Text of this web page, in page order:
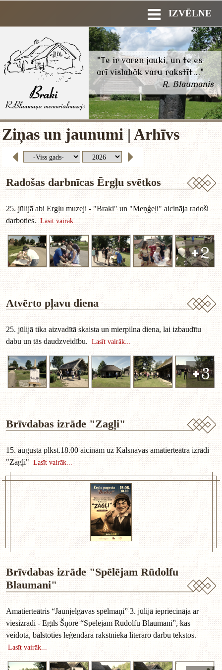
IZVĒLNE
"Te ir varen jauki, un te es
arī vislabāk varu rakstīt..."
R. Blaumanis
Ziņas un jaunumi | Arhīvs
Radošas darbnīcas Ērgļu svētkos
25. jūlijā abi Ērgļu muzeji - "Braki" un "Meņģeļi" aicināja radoši
darboties. Lasīt vairāk...
+2
Atvērto pļavu diena
25. jūlijā tika aizvadītā skaista un mierpilna diena, lai izbaudītu
dabu un tās daudzveidību. Lasīt vairāk...
+3
Brīvdabas izrāde "Zagļi"
15. augustā plkst.18.00 aicinām uz Kalsnavas amatierteātra izrādi
"Zagļi" Lasīt vairāk...
Brīvdabas izrāde "Spēlējam Rūdolfu
Blaumani"
Amatierteātris “Jaunjelgavas spēlmaņi” 3. jūlijā iepriecināja ar
viesizrādi - Egīls Šņore “Spēlējam Rūdolfu Blaumani”, kas
veidota, balstoties leģendārā rakstnieka literāro darbu tekstos.
Lasīt vairāk...